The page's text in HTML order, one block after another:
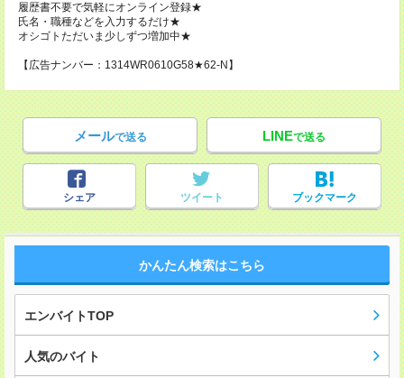
履歴書不要で気軽にオンライン登録★
氏名・職種などを入力するだけ★
オシゴトただいま少しずつ増加中★
【広告ナンバー：1314WR0610G58★62-N】
メールで送る LINEで送る
シェア ツイート ブックマーク
かんたん検索はこちら
エンバイトTOP
人気のバイト